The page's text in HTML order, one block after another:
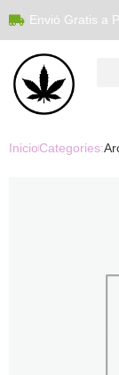
Envió Gratis a
InicioCategories: